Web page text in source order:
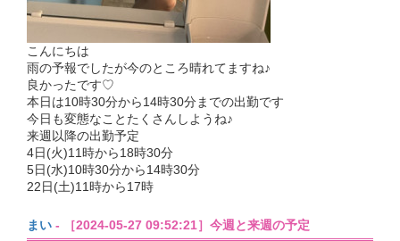
こんにちは
雨の予報でしたが今のところ晴れてますね♪
良かったです♡
本日は10時30分から14時30分までの出勤です
今日も変態なことたくさんしようね♪
来週以降の出勤予定
4日(火)11時から18時30分
5日(水)10時30分から14時30分
22日(土)11時から17時
まい - ［2024-05-27 09:52:21］今週と来週の予定